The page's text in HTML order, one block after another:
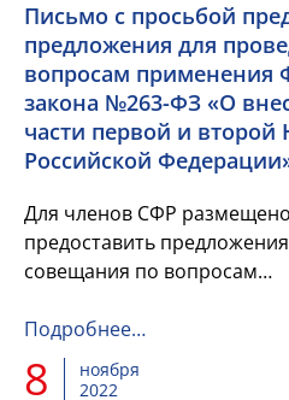
Письмо с просьбой
предложения для
вопросам применения
закона №263-ФЗ «О
части первой и второй
Российской
Для членов СФР
предоставить
совещания по вопросам
внесении изменений в
Подробнее…
8
ноября
2022